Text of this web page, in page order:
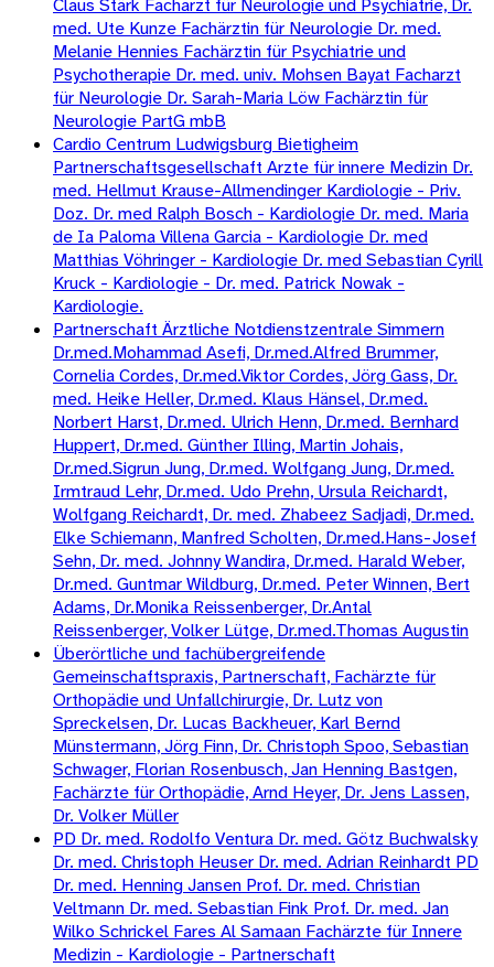
Claus Stärk Facharzt für Neurologie und Psychiatrie, Dr.
med. Ute Kunze Fachärztin für Neurologie Dr. med.
Melanie Hennies Fachärztin für Psychiatrie und
Psychotherapie Dr. med. univ. Mohsen Bayat Facharzt
für Neurologie Dr. Sarah-Maria Löw Fachärztin für
Neurologie PartG mbB
Cardio Centrum Ludwigsburg Bietigheim
Partnerschaftsgesellschaft Arzte für innere Medizin Dr.
med. Hellmut Krause-Allmendinger Kardiologie - Priv.
Doz. Dr. med Ralph Bosch - Kardiologie Dr. med. Maria
de Ia Paloma Villena Garcia - Kardiologie Dr. med
Matthias Vöhringer - Kardiologie Dr. med Sebastian Cyrill
Kruck - Kardiologie - Dr. med. Patrick Nowak -
Kardiologie.
Partnerschaft Ärztliche Notdienstzentrale Simmern
Dr.med.Mohammad Asefi, Dr.med.Alfred Brummer,
Cornelia Cordes, Dr.med.Viktor Cordes, Jörg Gass, Dr.
med. Heike Heller, Dr.med. Klaus Hänsel, Dr.med.
Norbert Harst, Dr.med. Ulrich Henn, Dr.med. Bernhard
Huppert, Dr.med. Günther Illing, Martin Johais,
Dr.med.Sigrun Jung, Dr.med. Wolfgang Jung, Dr.med.
Irmtraud Lehr, Dr.med. Udo Prehn, Ursula Reichardt,
Wolfgang Reichardt, Dr. med. Zhabeez Sadjadi, Dr.med.
Elke Schiemann, Manfred Scholten, Dr.med.Hans-Josef
Sehn, Dr. med. Johnny Wandira, Dr.med. Harald Weber,
Dr.med. Guntmar Wildburg, Dr.med. Peter Winnen, Bert
Adams, Dr.Monika Reissenberger, Dr.Antal
Reissenberger, Volker Lütge, Dr.med.Thomas Augustin
Überörtliche und fachübergreifende
Gemeinschaftspraxis, Partnerschaft, Fachärzte für
Orthopädie und Unfallchirurgie, Dr. Lutz von
Spreckelsen, Dr. Lucas Backheuer, Karl Bernd
Münstermann, Jörg Finn, Dr. Christoph Spoo, Sebastian
Schwager, Florian Rosenbusch, Jan Henning Bastgen,
Fachärzte für Orthopädie, Arnd Heyer, Dr. Jens Lassen,
Dr. Volker Müller
PD Dr. med. Rodolfo Ventura Dr. med. Götz Buchwalsky
Dr. med. Christoph Heuser Dr. med. Adrian Reinhardt PD
Dr. med. Henning Jansen Prof. Dr. med. Christian
Veltmann Dr. med. Sebastian Fink Prof. Dr. med. Jan
Wilko Schrickel Fares Al Samaan Fachärzte für Innere
Medizin - Kardiologie - Partnerschaft